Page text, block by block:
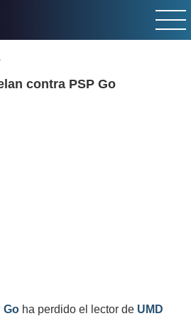
contra PSP Go
Go ha perdido el lector de UMD